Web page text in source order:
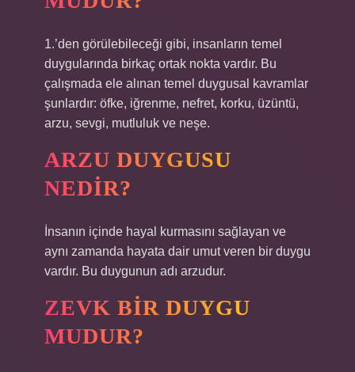
1.’den görülebileceği gibi, insanların temel
duygularında birkaç ortak nokta vardır. Bu
çalışmada ele alınan temel duygusal kavramlar
şunlardır: öfke, iğrenme, nefret, korku, üzüntü,
arzu, sevgi, mutluluk ve neşe.
ARZU DUYGUSU
NEDIR?
İnsanın içinde hayal kurmasını sağlayan ve
aynı zamanda hayata dair umut veren bir duygu
vardır. Bu duygunun adı arzudur.
ZEVK BIR DUYGU
MUDUR?